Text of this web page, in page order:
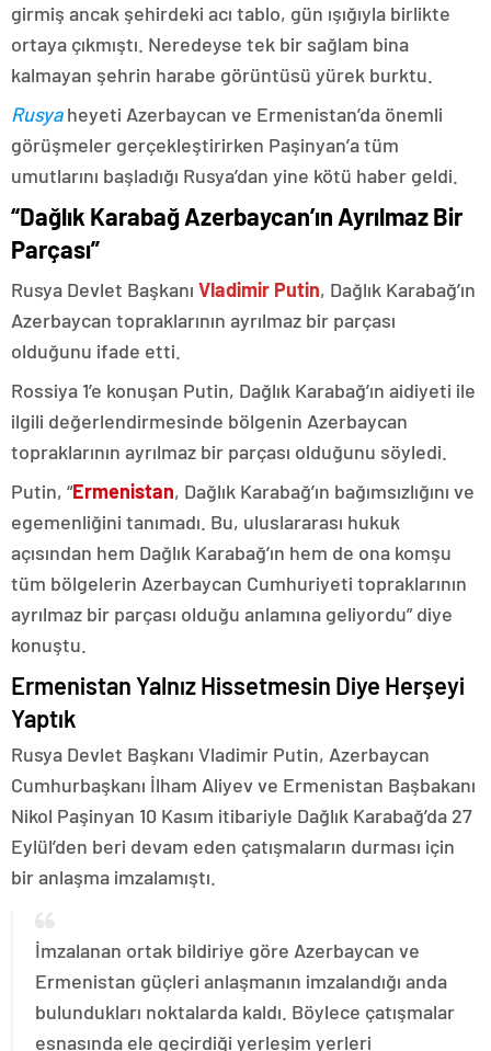
girmiş ancak şehirdeki acı tablo, gün ışığıyla birlikte
ortaya çıkmıştı. Neredeyse tek bir sağlam bina
kalmayan şehrin harabe görüntüsü yürek burktu.
Rusyaheyeti Azerbaycan ve Ermenistan’da önemli
görüşmeler gerçekleştirirken Paşinyan’a tüm
umutlarını başladığı Rusya’dan yine kötü haber geldi.
“Dağlık Karabağ Azerbaycan’ın Ayrılmaz Bir
Parçası”
Rusya Devlet Başkanı Vladimir Putin, Dağlık Karabağ’ın
Azerbaycan topraklarının ayrılmaz bir parçası
olduğunu ifade etti.
Rossiya 1’e konuşan Putin, Dağlık Karabağ’ın aidiyeti ile
ilgili değerlendirmesinde bölgenin Azerbaycan
topraklarının ayrılmaz bir parçası olduğunu söyledi.
Putin, “Ermenistan, Dağlık Karabağ’ın bağımsızlığını ve
egemenliğini tanımadı. Bu, uluslararası hukuk
açısından hem Dağlık Karabağ’ın hem de ona komşu
tüm bölgelerin Azerbaycan Cumhuriyeti topraklarının
ayrılmaz bir parçası olduğu anlamına geliyordu” diye
konuştu.
Ermenistan Yalnız Hissetmesin Diye Herşeyi
Yaptık
Rusya Devlet Başkanı Vladimir Putin, Azerbaycan
Cumhurbaşkanı İlham Aliyev ve Ermenistan Başbakanı
Nikol Paşinyan 10 Kasım itibariyle Dağlık Karabağ’da 27
Eylül’den beri devam eden çatışmaların durması için
bir anlaşma imzalamıştı.
İmzalanan ortak bildiriye göre Azerbaycan ve
Ermenistan güçleri anlaşmanın imzalandığı anda
bulundukları noktalarda kaldı. Böylece çatışmalar
esnasında ele geçirdiği yerleşim yerleri